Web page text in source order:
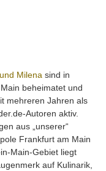
Milena sind in
beheimatet und
mehreren Jahren als
Autoren aktiv.
aus „unserer“
Frankfurt am Main
Main-Gebiet liegt
auf Kulinarik,